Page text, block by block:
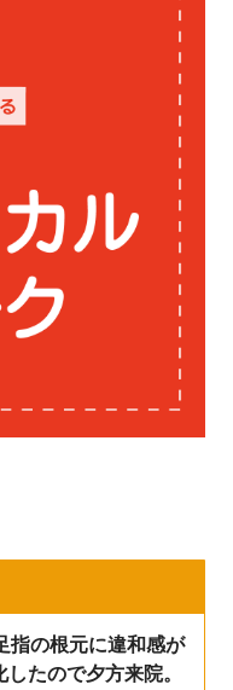
指の根元に違和感が
たので夕方来院。